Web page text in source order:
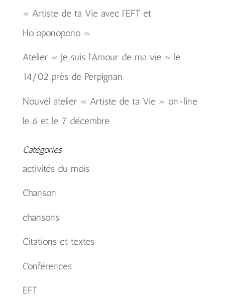
« Artiste de ta Vie avec l’EFT et
Ho’oponopono »
Atelier « Je suis l’Amour de ma vie » le
14/02 près de Perpignan
Nouvel atelier « Artiste de ta Vie » on-line
le 6 et le 7 décembre
Catégories
activités du mois
Chanson
chansons
Citations et textes
Conférences
EFT